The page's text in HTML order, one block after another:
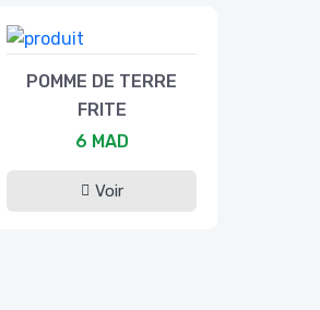
POMME DE TERRE
FRITE
6 MAD
Voir